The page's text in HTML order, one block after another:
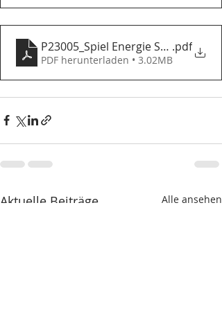
P23005_Spiel Energie Spielfest
.pdf
PDF herunterladen • 3.02MB
Aktuelle Beiträge Alle ansehen